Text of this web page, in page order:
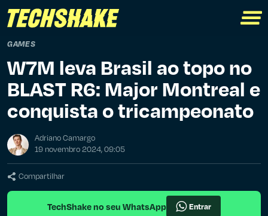
GAMES
W7M leva Brasil ao topo no
BLAST R6: Major Montreal e
conquista o tricampeonato
Adriano Camargo
19 novembro 2024, 09:05
Compartilhar
TechShake no seu WhatsApp Entrar